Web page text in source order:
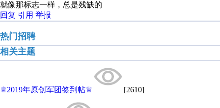
就像那标志一样，总是残缺的
回复 引用 举报
热门招聘
相关主题
♕2019年原创军团签到帖♕ [2610]